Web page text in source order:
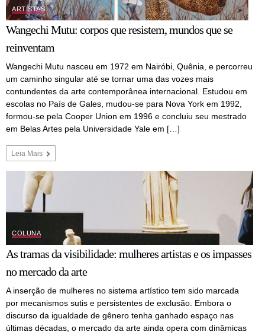
ARTISTAS
Wangechi Mutu: corpos que resistem, mundos que se
reinventam
Wangechi Mutu nasceu em 1972 em Nairóbi, Quênia, e percorreu
um caminho singular até se tornar uma das vozes mais
contundentes da arte contemporânea internacional. Estudou em
escolas no País de Gales, mudou-se para Nova York em 1992,
formou-se pela Cooper Union em 1996 e concluiu seu mestrado
em Belas Artes pela Universidade Yale em […]
Leia Mais
COLUNA
As tramas da visibilidade: mulheres artistas e os impasses
no mercado da arte
A inserção de mulheres no sistema artístico tem sido marcada
por mecanismos sutis e persistentes de exclusão. Embora o
discurso da igualdade de gênero tenha ganhado espaço nas
últimas décadas, o mercado da arte ainda opera com dinâmicas